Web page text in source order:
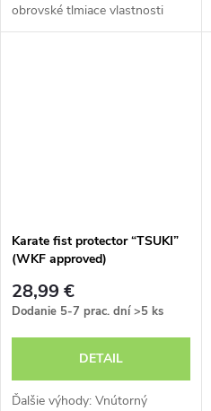
obrovské tlmiace vlastnosti
Tvar rukavíc s ovinovacou
Karate fist protector “TSUKI”
(WKF approved)
28,99 €
Dodanie 5-7 prac. dní >5 ks
DETAIL
Ďalšie výhody: Vnútorný